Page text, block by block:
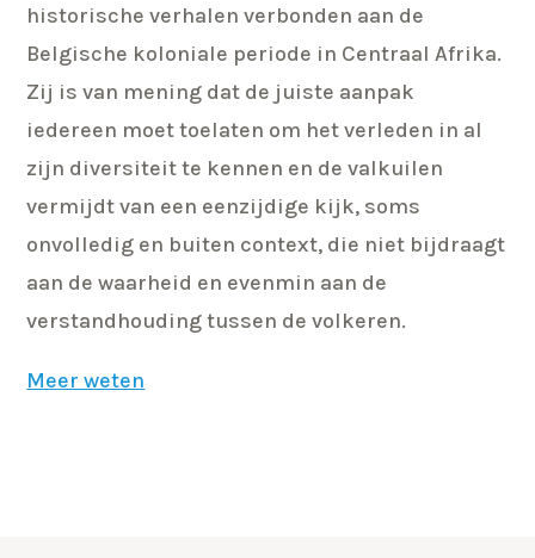
historische verhalen verbonden aan de
Belgische koloniale periode in Centraal Afrika.
Zij is van mening dat de juiste aanpak
iedereen moet toelaten om het verleden in al
zijn diversiteit te kennen en de valkuilen
vermijdt van een eenzijdige kijk, soms
onvolledig en buiten context, die niet bijdraagt
aan de waarheid en evenmin aan de
verstandhouding tussen de volkeren.
Meer weten